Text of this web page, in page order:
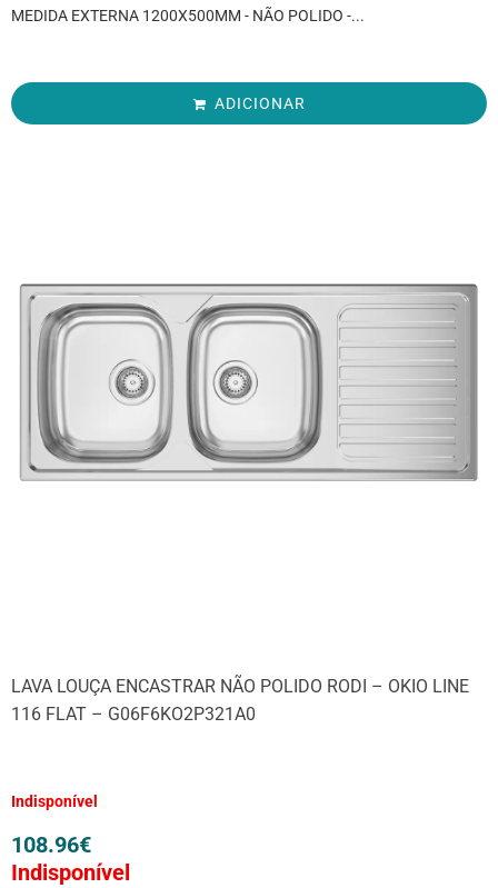
MEDIDA EXTERNA 1200X500MM - NÃO POLIDO -...
ADICIONAR
LAVA LOUÇA ENCASTRAR NÃO POLIDO RODI – OKIO LINE
116 FLAT – G06F6KO2P321A0
Indisponível
108.96€
Indisponível